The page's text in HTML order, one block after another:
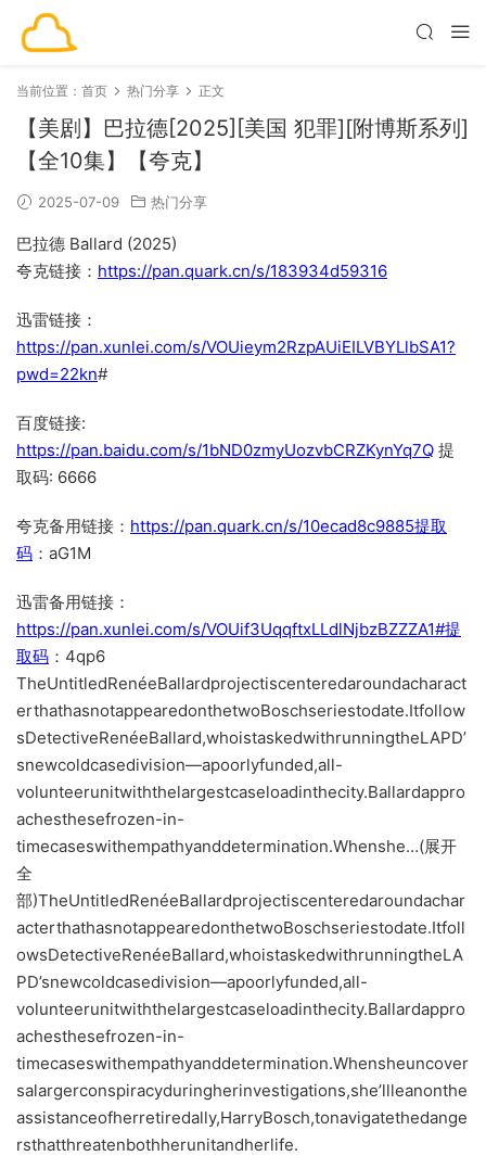
当前位置： 首页 热门分享 正文
【美剧】巴拉德[2025][美国 犯罪][附博斯系列]
【全10集】【夸克】
2025-07-09 热门分享
巴拉德 Ballard (2025)
夸克链接： https://pan.quark.cn/s/183934d59316
迅雷链接：
https://pan.xunlei.com/s/VOUieym2RzpAUiEILVBYLlbSA1?
pwd=22kn#
百度链接:
https://pan.baidu.com/s/1bND0zmyUozvbCRZKynYq7Q 提
取码: 6666
夸克备用链接： https://pan.quark.cn/s/10ecad8c9885提取
码 ：aG1M
迅雷备用链接：
https://pan.xunlei.com/s/VOUif3UqqftxLLdlNjbzBZZZA1#提
取码 ：4qp6
TheUntitledRenéeBallardprojectiscenteredaroundacharact
erthathasnotappearedonthetwoBoschseriestodate.Itfollow
sDetectiveRenéeBallard,whoistaskedwithrunningtheLAPD’
snewcoldcasedivision—apoorlyfunded,all-
volunteerunitwiththelargestcaseloadinthecity.Ballardappro
achesthesefrozen-in-
timecaseswithempathyanddetermination.Whenshe…(展开
全
部)TheUntitledRenéeBallardprojectiscenteredaroundachar
acterthathasnotappearedonthetwoBoschseriestodate.Itfoll
owsDetectiveRenéeBallard,whoistaskedwithrunningtheLA
PD’snewcoldcasedivision—apoorlyfunded,all-
volunteerunitwiththelargestcaseloadinthecity.Ballardappro
achesthesefrozen-in-
timecaseswithempathyanddetermination.Whensheuncover
salargerconspiracyduringherinvestigations,she’llleanonthe
assistanceofherretiredally,HarryBosch,tonavigatethedange
rsthatthreatenbothherunitandherlife.